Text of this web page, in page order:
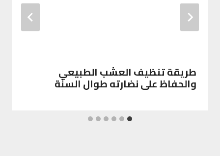
طريقة تنظيف العشب الطبيعي
والحفاظ على نضارته طوال السنة